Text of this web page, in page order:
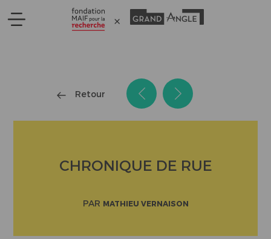
Retour
CHRONIQUE DE RUE
PAR MATHIEU VERNAISON